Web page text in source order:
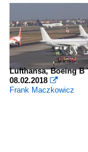
Lufthansa, Boeing B
08.02.2018 
Frank Maczkowicz